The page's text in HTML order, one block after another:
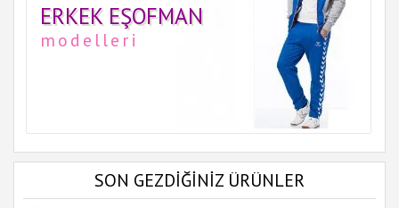
ERKEK EŞOFMAN
modelleri
SON GEZDİĞİNİZ ÜRÜNLER